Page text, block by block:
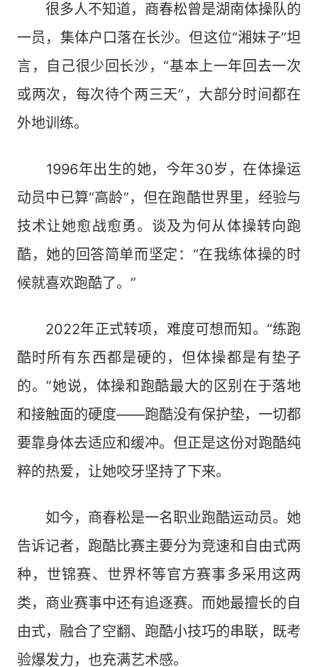
很多人不知道，商春松曾是湖南体操队的
一员，集体户口落在长沙。但这位“湘妹子”坦
言，自己很少回长沙，“基本上一年回去一次
或两次，每次待个两三天”，大部分时间都在
外地训练。
1996年出生的她，今年30岁，在体操运
动员中已算“高龄”，但在跑酷世界里，经验与
技术让她愈战愈勇。谈及为何从体操转向跑
酷，她的回答简单而坚定：“在我练体操的时
候就喜欢跑酷了。”
2022年正式转项，难度可想而知。“练跑
酷时所有东西都是硬的，但体操都是有垫子
的。”她说，体操和跑酷最大的区别在于落地
和接触面的硬度——跑酷没有保护垫，一切都
要靠身体去适应和缓冲。但正是这份对跑酷纯
粹的热爱，让她咬牙坚持了下来。
如今，商春松是一名职业跑酷运动员。她
告诉记者，跑酷比赛主要分为竞速和自由式两
种，世锦赛、世界杯等官方赛事多采用这两
类，商业赛事中还有追逐赛。而她最擅长的自
由式，融合了空翻、跑酷小技巧的串联，既考
验爆发力，也充满艺术感。